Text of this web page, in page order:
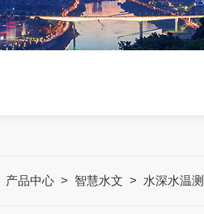
产品中心 > 智慧水文 > 水深水温